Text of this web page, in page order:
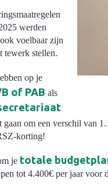
werden
voelbaar zijn
tewerk stellen.
op je
of PAB als
om een verschil van
korting!
je totale
tot 4.400€ per jaar voor